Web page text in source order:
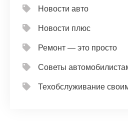
Новости авто
Новости плюс
Ремонт — это просто
Советы
Техобслуживание